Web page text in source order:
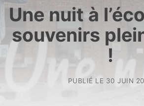
Une nuit à
souvenirs
!
PUBLIÉ LE 30 JUIN